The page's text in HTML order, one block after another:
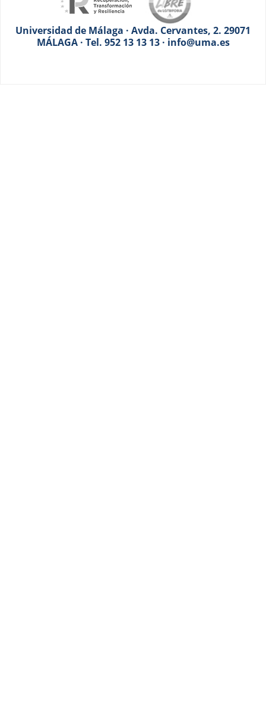
Universidad de Málaga · Avda. Cervantes, 2. 29071
MÁLAGA · Tel. 952 13 13 13 · info@uma.es